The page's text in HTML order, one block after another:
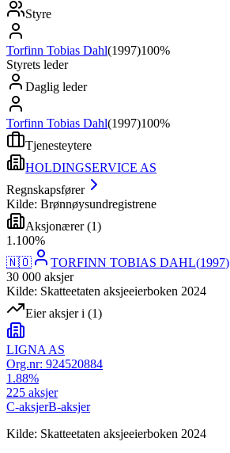
Styre
Torfinn Tobias Dahl(1997)100%
Styrets leder
Daglig leder
Torfinn Tobias Dahl(1997)100%
Tjenesteytere
HOLDINGSERVICE AS
Regnskapsfører
Kilde: Brønnøysundregistrene
Aksjonærer(1)
1 .100%
🇳🇴
TORFINN TOBIAS DAHL(1997)
30 000 aksjer
Kilde: Skatteetaten aksjeeierboken 2024
Eier aksjer i (1)
LIGNA AS
Org.nr: 924520884
1.88%
225 aksjer
C-aksjerB-aksjer
Kilde: Skatteetaten aksjeeierboken 2024